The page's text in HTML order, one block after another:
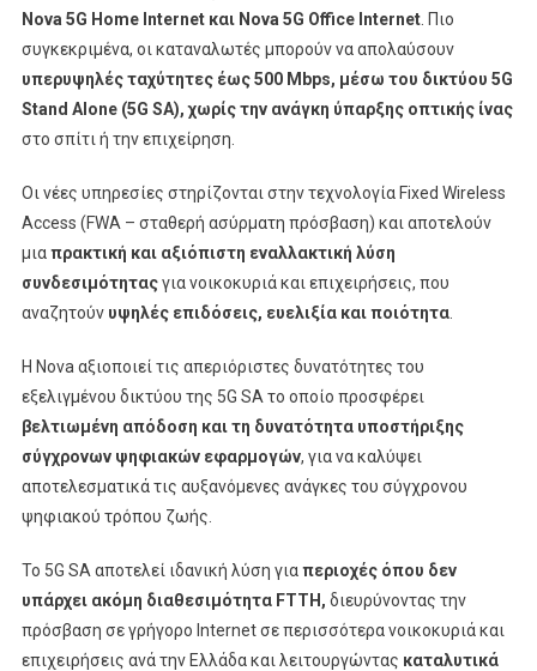
Εποχή
Συνδεσιμότητας
Nova 5G Home Internet και Nova 5G Office Internet. Πιο
συγκεκριμένα, οι καταναλωτές μπορούν να απολαύσουν
υπερυψηλές ταχύτητες έως 500 Mbps, μέσω του δικτύου 5G
Stand Alone (5G SA), χωρίς την ανάγκη ύπαρξης οπτικής ίνας
στο σπίτι ή την επιχείρηση.
Οι νέες υπηρεσίες στηρίζονται στην τεχνολογία Fixed Wireless
Access (FWA – σταθερή ασύρματη πρόσβαση) και αποτελούν
μιαπρακτική και αξιόπιστη εναλλακτική λύση
συνδεσιμότηταςγια νοικοκυριά και επιχειρήσεις, που
αναζητούν υψηλές επιδόσεις, ευελιξία και ποιότητα.
Η Nova αξιοποιεί τις απεριόριστες δυνατότητες του
εξελιγμένου δικτύου της 5G SA το οποίο προσφέρει
βελτιωμένη απόδοση και τη δυνατότητα υποστήριξης
σύγχρονων ψηφιακών εφαρμογών, για να καλύψει
αποτελεσματικά τις αυξανόμενες ανάγκες του σύγχρονου
ψηφιακού τρόπου ζωής.
Το 5G SA αποτελεί ιδανική λύση γιαπεριοχές όπου δεν
υπάρχει ακόμη διαθεσιμότητα FTTH, διευρύνοντας την
πρόσβαση σε γρήγορο Internet σε περισσότερα νοικοκυριά και
επιχειρήσεις ανά την Ελλάδα και λειτουργώντας καταλυτικά